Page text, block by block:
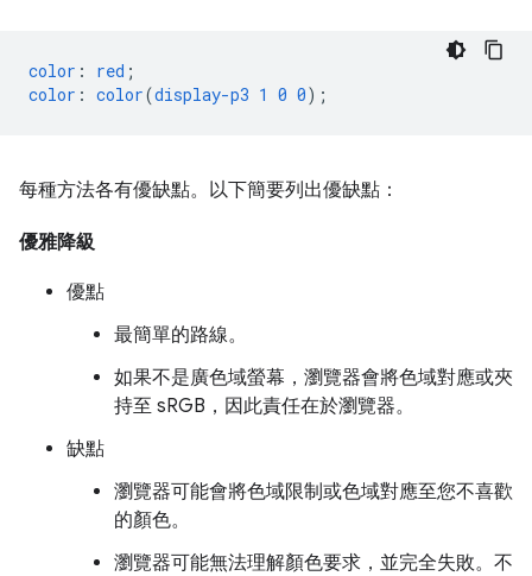
color : red ;
color : color(display-p3 1 0 0);
每種方法各有優缺點。以下簡要列出優缺點：
優雅降級
優點
最簡單的路線。
如果不是廣色域螢幕，瀏覽器會將色域對應或夾
持至 sRGB，因此責任在於瀏覽器。
缺點
瀏覽器可能會將色域限制或色域對應至您不喜歡
的顏色。
瀏覽器可能無法理解顏色要求，並完全失敗。不